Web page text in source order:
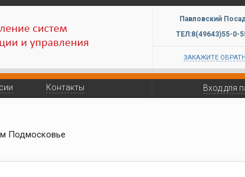
Павловский
ТЕЛ:8(49643)55-0-
ЗАКАЖИТЕ
Контакты Вход для
Подмосковье